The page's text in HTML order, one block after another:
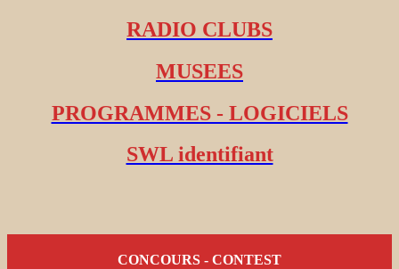
RADIO CLUBS
MUSEES
PROGRAMMES - LOGICIELS
SWL identifiant
CONCOURS - CONTEST